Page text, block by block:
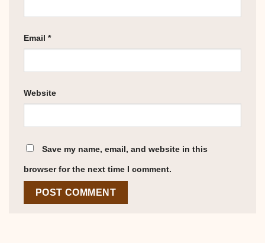
Email *
Website
Save my name, email, and website in this
browser for the next time I comment.